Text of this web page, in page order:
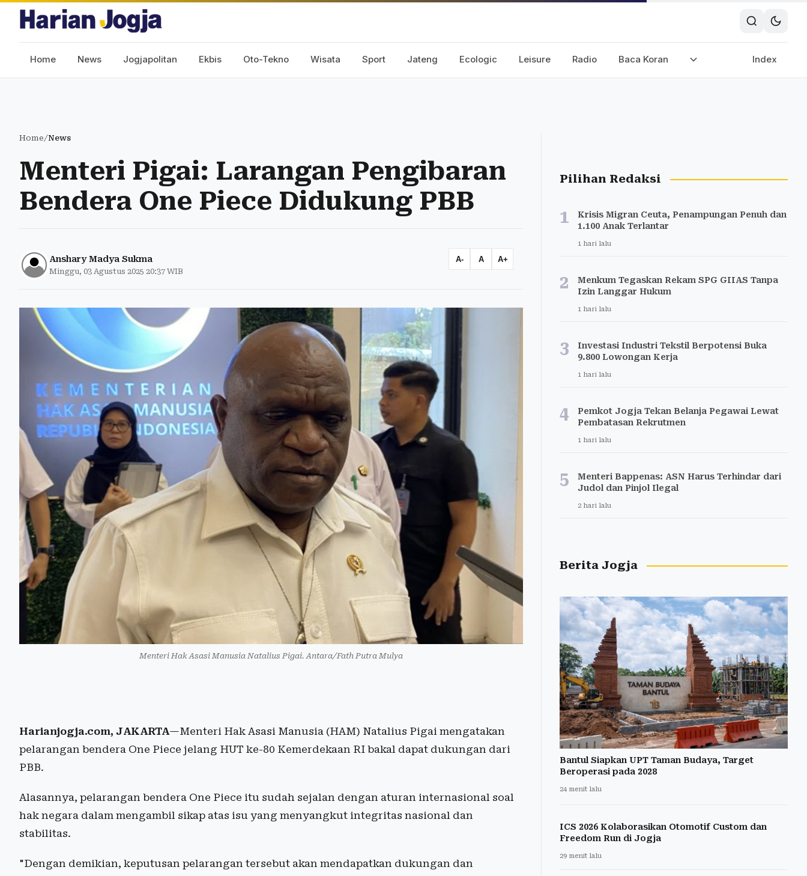
Home News Jogjapolitan Ekbis Oto-Tekno Wisata Sport Jateng Ecologic Leisure Radio Baca Koran Index
Home/News
Menteri Pigai: Larangan Pengibaran
Bendera One Piece Didukung PBB
Anshary Madya Sukma
Minggu, 03 Agustus 2025 20:37 WIB
A- A A+
Menteri Hak Asasi Manusia Natalius Pigai. Antara/Fath Putra Mulya
Harianjogja.com, JAKARTA—Menteri Hak Asasi Manusia (HAM) Natalius Pigai mengatakan
pelarangan bendera One Piece jelang HUT ke-80 Kemerdekaan RI bakal dapat dukungan dari
PBB.
Alasannya, pelarangan bendera One Piece itu sudah sejalan dengan aturan internasional soal
hak negara dalam mengambil sikap atas isu yang menyangkut integritas nasional dan
stabilitas.
"Dengan demikian, keputusan pelarangan tersebut akan mendapatkan dukungan dan
Pilihan Redaksi
1
Krisis Migran Ceuta, Penampungan Penuh dan
1.100 Anak Terlantar
1 hari lalu
2
Menkum Tegaskan Rekam SPG GIIAS Tanpa
Izin Langgar Hukum
1 hari lalu
3
Investasi Industri Tekstil Berpotensi Buka
9.800 Lowongan Kerja
1 hari lalu
4
Pemkot Jogja Tekan Belanja Pegawai Lewat
Pembatasan Rekrutmen
1 hari lalu
5
Menteri Bappenas: ASN Harus Terhindar dari
Judol dan Pinjol Ilegal
2 hari lalu
Berita Jogja
Bantul Siapkan UPT Taman Budaya, Target
Beroperasi pada 2028
24 menit lalu
ICS 2026 Kolaborasikan Otomotif Custom dan
Freedom Run di Jogja
29 menit lalu